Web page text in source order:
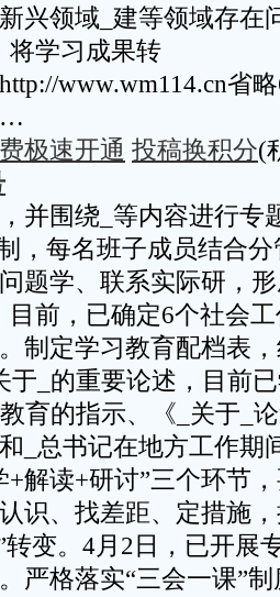
兴领域_建等领域存
学习成果转
www.wm114.cn省
极速开通 投稿换积分(
并围绕_等内容进行专
，每名班子成员结合
题学、联系实际研，
目前，已确定6个社会
制定学习教育配档表
于_的重要论述，目前
育的指示、《_关于_
_总书记在地方工作期
+解读+研讨”三个环节
识、找差距、定措施
转变。4月2日，已开展
严格落实“三会一课”